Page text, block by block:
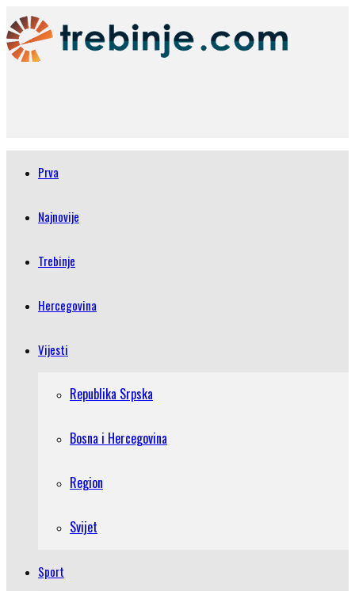
Prva
Najnovije
Trebinje
Hercegovina
Vijesti
Republika Srpska
Bosna i Hercegovina
Region
Svijet
Sport